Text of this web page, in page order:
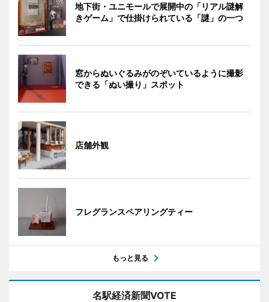
地下街・ユニモールで展開中の「リアル謎解
きゲーム」で仕掛けられている「謎」の一つ
窓からぬいぐるみがのぞいているように撮影
できる「ぬい撮り」スポット
店舗外観
フレグランスペアリングティー
もっと見る
名駅経済新聞VOTE